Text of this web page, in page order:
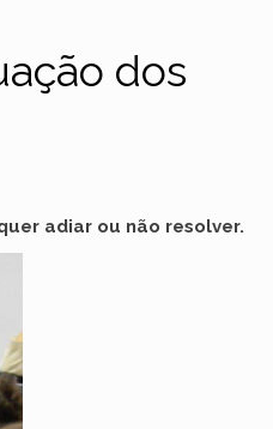
dos
adiar ou não resolver.